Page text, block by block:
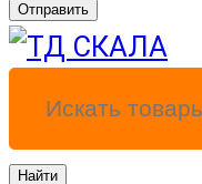
Отправить
Найти